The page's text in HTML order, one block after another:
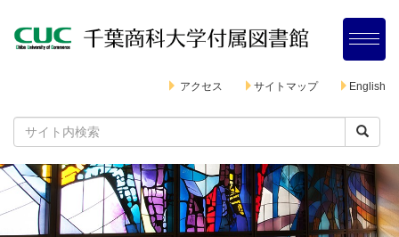
アクセス サイトマップ English